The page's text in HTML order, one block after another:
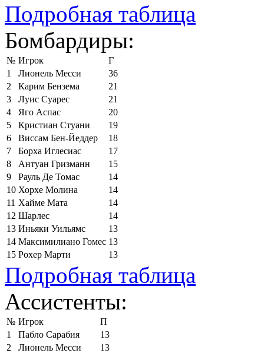
Подробная таблица
Бомбардиры:
№ Игрок
Г
1
Лионель Месси
36
2
Карим Бензема
21
3
Луис Суарес
21
4
Яго Аспас
20
5
Кристиан Стуани
19
6
Виссам Бен-Йеддер
18
7
Борха Иглесиас
17
8
Антуан Гризманн
15
9
Рауль Де Томас
14
10 Хорхе Молина
14
11 Хайме Мата
14
12 Шарлес
14
13 Иньяки Уильямс
13
14 Максимилиано Гомес 13
15 Рохер Марти 13
Подробная таблица
Ассистенты:
№ Игрок
П
1
Пабло Сарабия
13
2
Лионель Месси
13